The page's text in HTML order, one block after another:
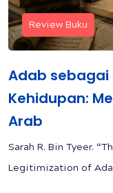
Review Buku
Adab sebagai
Kehidupan:
Arab
Sarah R. Bin Tyeer.
Legitimization of